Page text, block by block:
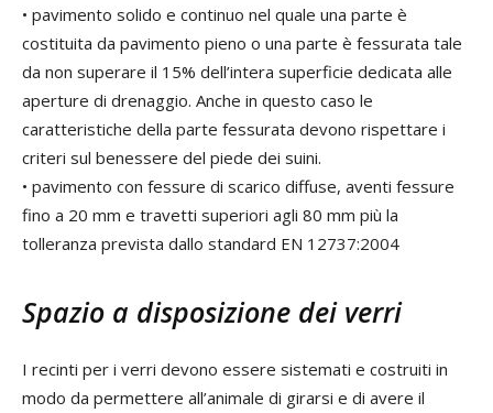
• pavimento solido e continuo nel quale una parte è
costituita da pavimento pieno o una parte è fessurata tale
da non superare il 15% dell’intera superficie dedicata alle
aperture di drenaggio. Anche in questo caso le
caratteristiche della parte fessurata devono rispettare i
criteri sul benessere del piede dei suini.
• pavimento con fessure di scarico diffuse, aventi fessure
fino a 20 mm e travetti superiori agli 80 mm più la
tolleranza prevista dallo standard EN 12737:2004
Spazio a disposizione dei verri
I recinti per i verri devono essere sistemati e costruiti in
modo da permettere all’animale di girarsi e di avere il